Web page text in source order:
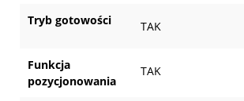
Tryb gotowości TAK
Funkcja
pozycjonowania
TAK